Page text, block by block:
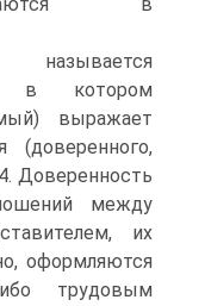
в котором
выражает
(доверенного,
Доверенность
между
их
оформляются
трудовым